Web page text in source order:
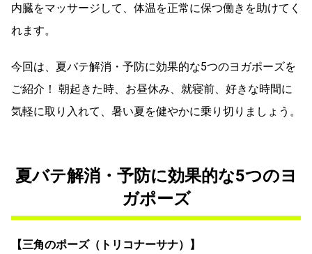
内臓をマッサージして、体温を正常に保つ働きを助けてく
れます。
今回は、夏バテ解消・予防に効果的な5つのヨガポーズを
ご紹介！ 朝起きた時、お昼休み、就寝前、好きな時間に
気軽に取り入れて、暑い夏を健やかに乗り切りましょう。
夏バテ解消・予防に効果的な5つのヨ
ガポーズ
【三角のポーズ（トリコナーサナ）】